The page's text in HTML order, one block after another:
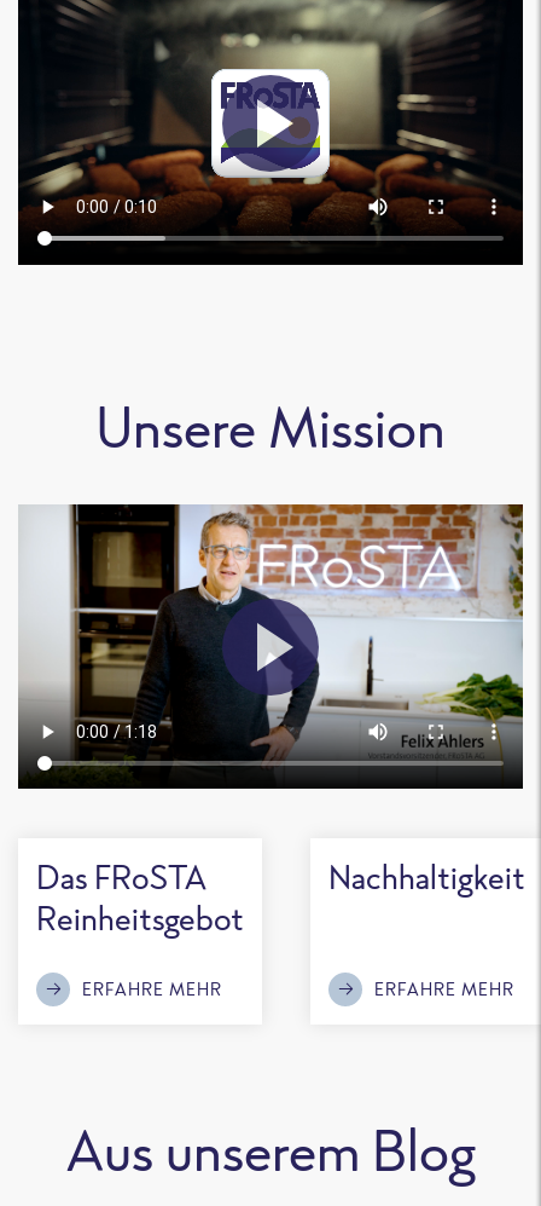
Unsere Mission
Das FRoSTA
Reinheitsgebot
ERFAHRE MEHR
Nachhaltigkeit
ERFAHRE MEHR
Aus unserem Blog